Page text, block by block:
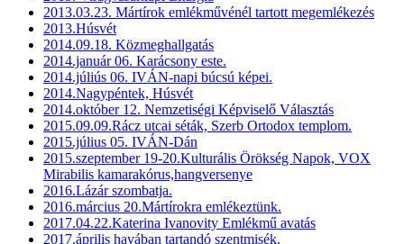
2013.03.23. Mártírok emlékművénél tartott megemlékezés
2013.Húsvét
2014.09.18. Közmeghallgatás
2014.január 06. Karácsony este.
2014.júliús 06. IVÁN-napi búcsú képei.
2014.Nagypéntek, Húsvét
2014.október 12. Nemzetiségi Képviselő Választás
2015.09.09.Rácz utcai séták, Szerb Ortodox templom.
2015.július 05. IVÁN-Dán
2015.szeptember 19-20.Kulturális Örökség Napok, VOX
Mirabilis kamarakórus,hangversenye
2016.Lázár szombatja.
2016.március 20.Mártírokra emlékeztünk.
2017.04.22.Katerina Ivanovity Emlékmű avatás
2017.április havában tartandó szentmisék.